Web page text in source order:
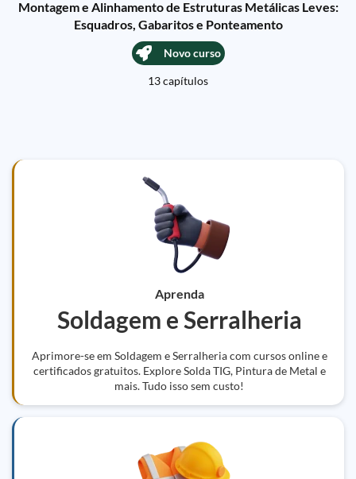
Montagem e Alinhamento de Estruturas Metálicas Leves:
Esquadros, Gabaritos e Ponteamento
Novo curso
13 capítulos
Aprenda
Soldagem e Serralheria
Aprimore-se em Soldagem e Serralheria com cursos online e
certificados gratuitos. Explore Solda TIG, Pintura de Metal e
mais. Tudo isso sem custo!